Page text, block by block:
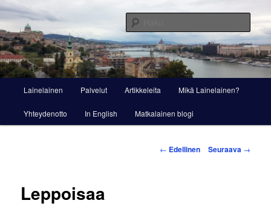
Siirry
sisältöön
Lainelainen
Viestintää ja markkinointia
Lainelainen Palvelut Artikkeleita Mikä Lainelainen?
Yhteydenotto In English Matkalainen blogi
Artikkelien
← Edellinen Seuraava →
Leppoisaa